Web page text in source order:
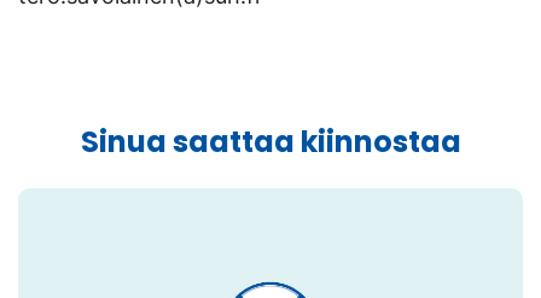
Sinua saattaa kiinnostaa